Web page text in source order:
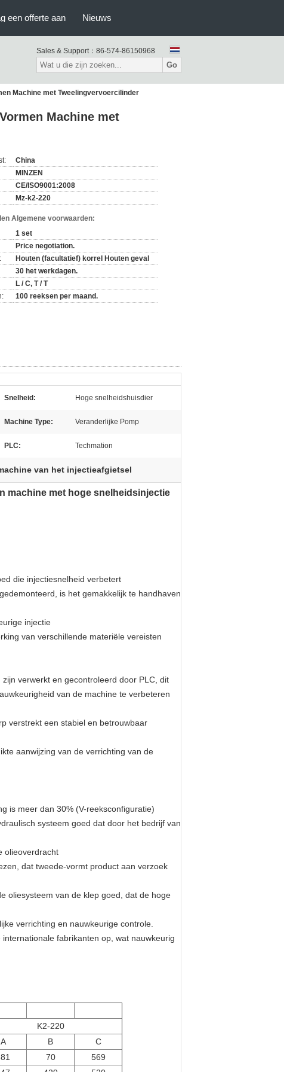
een offerte aan Nieuws
Sales & Support： 86-574-86150968
Go
Machine met Tweelingvervoercilinder
Machine met
China
MINZEN
CE/ISO9001:2008
Mz-k2-220
Algemene voorwaarden:
1 set
Price negotiation.
Houten (facultatief) korrel Houten geval
30 het werkdagen.
L / C, T / T
100 reeksen per maand.
Snelheid: Hoge snelheidshuisdier
Machine Type: Veranderlijke Pomp
PLC: Techmation
van het injectieafgietsel
machine met hoge snelheidsinjectie
die injectiesnelheid verbetert
is het gemakkelijk te handhaven
injectie
van verschillende materiële vereisten
verwerkt en gecontroleerd door PLC, dit
van de machine te verbeteren
verstrekt een stabiel en betrouwbaar
aanwijzing van de verrichting van de
is meer dan 30% (V-reeksconfiguratie)
systeem goed dat door het bedrijf van
olieoverdracht
dat tweede-vormt product aan verzoek
oliesysteem van de klep goed, dat de hoge
verrichting en nauwkeurige controle.
fabrikanten op, wat nauwkeurig
K2-220
A B
C
70
569